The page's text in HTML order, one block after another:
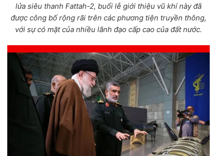
lửa siêu thanh Fattah-2, buổi lễ giới thiệu vũ khí này đã
được công bố rộng rãi trên các phương tiện truyền thông,
với sự có mặt của nhiều lãnh đạo cấp cao của đất nước.